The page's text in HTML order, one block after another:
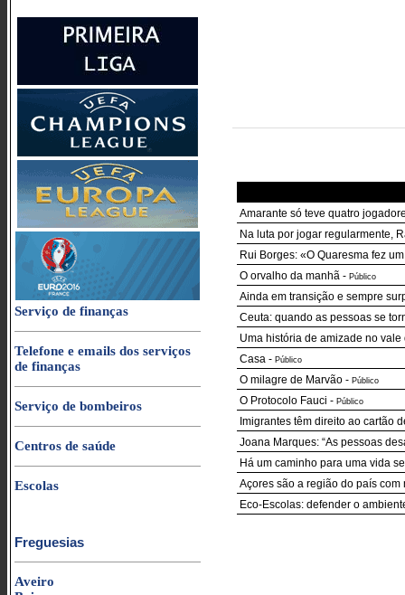
Serviço de finanças
Telefone e emails dos serviços
de finanças
Serviço de bombeiros
Centros de saúde
Escolas
Freguesias
Aveiro
Amarante só teve quatro
Na luta por jogar regularmente,
Rui Borges: «O Quaresma fez
O orvalho da manhã - Público
Ainda em transição e sempre
Ceuta: quando as pessoas se
Uma história de amizade no vale
Casa - Público
O milagre de Marvão - Público
O Protocolo Fauci - Público
Imigrantes têm direito ao cartão
Joana Marques: “As pessoas
Há um caminho para uma vida
Açores são a região do país
Eco-Escolas: defender o